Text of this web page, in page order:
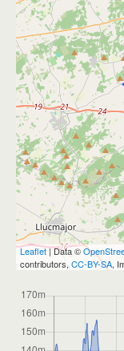
Leaflet| Data ©
contributors, CC-BY-SA,